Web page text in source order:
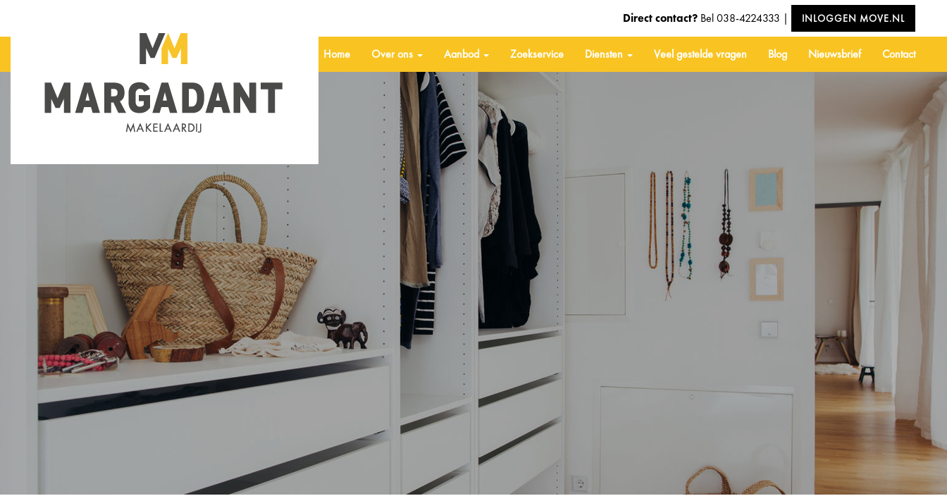
Direct contact? Bel038-4224333 | INLOGGEN MOVE.NL
Home Over ons Aanbod Zoekservice Diensten Veel gestelde vragen Blog Nieuwsbrief Contact